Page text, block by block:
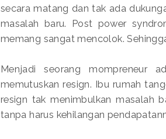
secara matang dan tak ada
masalah baru. Post power
memang sangat mencolok.
Menjadi seorang mompreneur
memutuskan resign. Ibu rumah
resign tak menimbulkan masalah
tanpa harus kehilangan